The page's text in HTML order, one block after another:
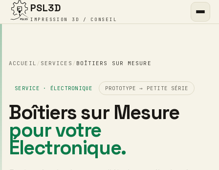
PSL3D
IMPRESIÓN 3D / CONSULTORÍA
BIENVENIDO /SERVICIOS/CAJAS HECHAS A MEDIDA
SERVICIO · ELECTRÓNICA PROTOTIPO → SERIE PEQUEÑA
Carcasas a medida
para sus dispositivos
electrónicos.